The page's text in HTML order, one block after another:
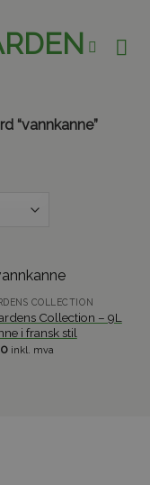
“vannkanne”
COLLECTION
Collection – 9L
i fransk stil
inkl. mva